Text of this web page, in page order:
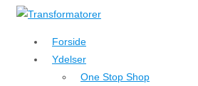
↓
hovedindhold
Forside
Ydelser
One Stop Shop